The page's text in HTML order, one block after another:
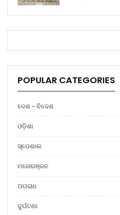
POPULAR CATEGORIES
ଦେଶ - ବିଦେଶ
ଓଡ଼ିଶା
ସ୍ପେଶାଲ
ମନୋରଞ୍ଜନ
ଅପରାଧ
ଦୁର୍ଘଟଣା